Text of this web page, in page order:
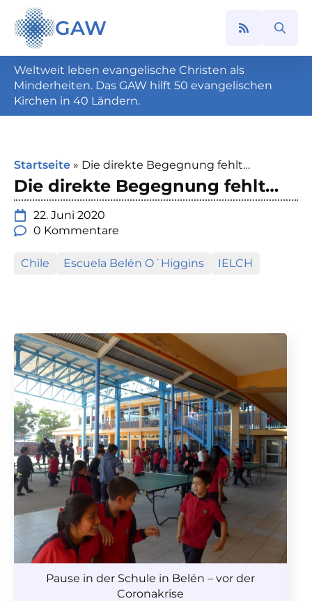
GAW
Search
Weltweit leben evangelische Christen als
Minderheiten. Das GAW hilft 50 evangelischen
Kirchen in 40 Ländern.
Startseite » Die direkte Begegnung fehlt…
Die direkte Begegnung fehlt…
22. Juni 2020
0 Kommentare
Chile Escuela Belén O´Higgins IELCH
Pause in der Schule in Belén – vor der
Coronakrise